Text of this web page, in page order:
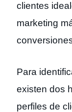
clientes
marketing
Para
existen dos
perfiles de